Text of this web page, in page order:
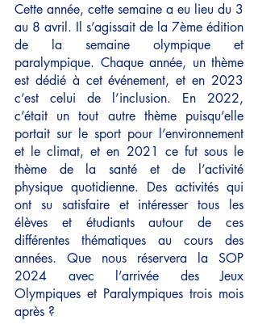
Cette année, cette semaine a eu lieu du 3
au 8 avril. Il s’agissait de la 7ème édition
de la semaine olympique et
paralympique. Chaque année, un thème
est dédié à cet événement, et en 2023
c’est celui de l’inclusion. En 2022,
c’était un tout autre thème puisqu’elle
portait sur le sport pour l’environnement
et le climat, et en 2021 ce fut sous le
thème de la santé et de l’activité
physique quotidienne. Des activités qui
ont su satisfaire et intéresser tous les
élèves et étudiants autour de ces
différentes thématiques au cours des
années. Que nous réservera la SOP
2024 avec l’arrivée des Jeux
Olympiques et Paralympiques trois mois
après ?